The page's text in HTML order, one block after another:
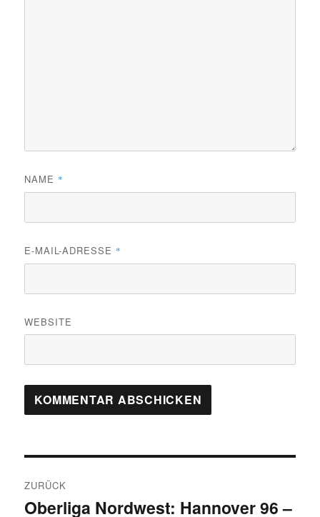
NAME *
E-MAIL-ADRESSE *
WEBSITE
ZURÜCK
Vorheriger
Oberliga Nordwest: Hannover 96 –